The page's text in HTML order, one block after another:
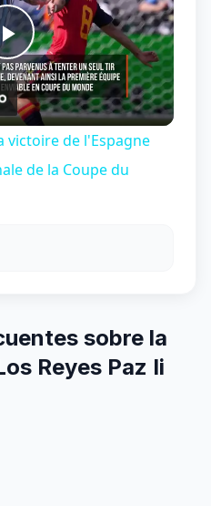
Play
Video
victoire de l'Espagne
de la Coupe du
sobre la
Reyes Paz Ii